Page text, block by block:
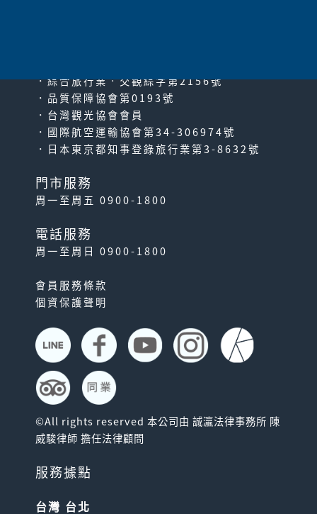
．綜合旅行業‧交觀綜字第2156號
．品質保障協會第0193號
．台灣觀光協會會員
．國際航空運輸協會第34-306974號
．日本東京都知事登錄旅行業第3-8632號
門市服務
周一至周五 0900-1800
電話服務
周一至周日 0900-1800
會員服務條款
個資保護聲明
©All rights reserved 本公司由 誠瀛法律事務所 陳
威駿律師 擔任法律顧問
服務據點
台灣 台北